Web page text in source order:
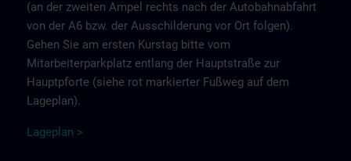
(an der zweiten Ampel rechts nach der Autobahnabfahrt
von der A6 bzw. der Ausschilderung vor Ort folgen).
Gehen Sie am ersten Kurstag bitte vom
Mitarbeiterparkplatz entlang der Hauptstraße zur
Hauptpforte (siehe rot markierter Fußweg auf dem
Lageplan).
Lagep lan >